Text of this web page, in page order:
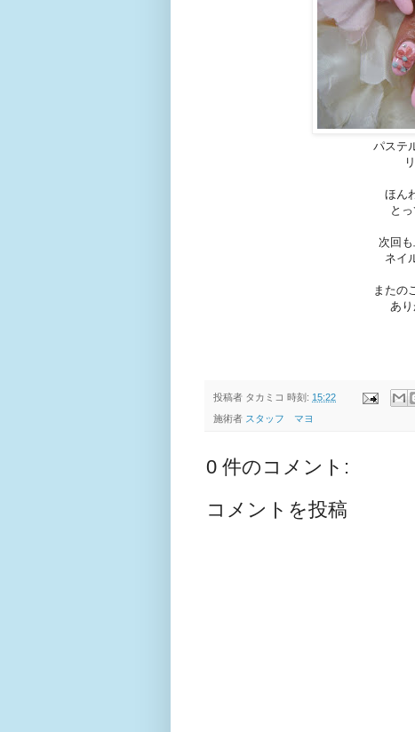
パステ
ほん
と
次回
ネイ
またの
あり
投稿者 タカミコ 時刻: 15:22
施術者 スタッフ マヨ
0 件のコメント:
コメントを投稿